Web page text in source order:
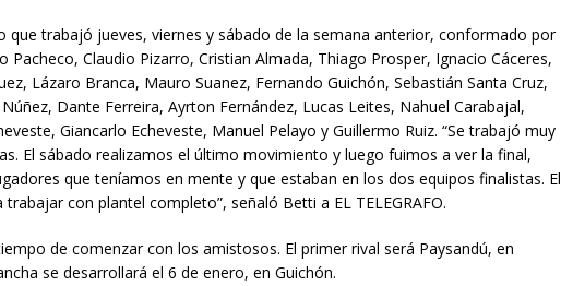
que trabajó jueves, viernes y sábado de la semana anterior, conformado por
Pacheco, Claudio Pizarro, Cristian Almada, Thiago Prosper, Ignacio Cáceres,
Lázaro Branca, Mauro Suanez, Fernando Guichón, Sebastián Santa Cruz,
Dante Ferreira, Ayrton Fernández, Lucas Leites, Nahuel Carabajal,
Giancarlo Echeveste, Manuel Pelayo y Guillermo Ruiz. “Se trabajó muy
El sábado realizamos el último movimiento y luego fuimos a ver la final,
que teníamos en mente y que estaban en los dos equipos finalistas. El
con plantel completo”, señaló Betti a EL TELEGRAFO.
de comenzar con los amistosos. El primer rival será Paysandú, en
se desarrollará el 6 de enero, en Guichón.